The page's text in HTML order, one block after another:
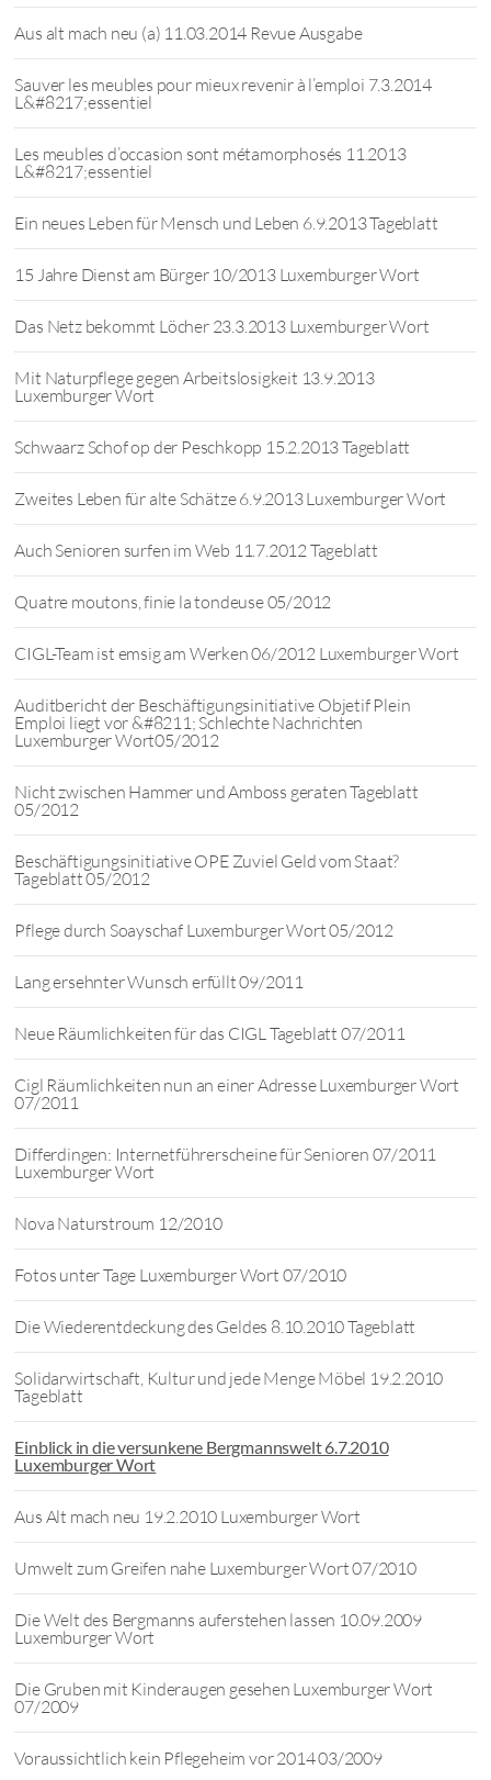
Aus alt mach neu (a) 11.03.2014 Revue Ausgabe
Sauver les meubles pour mieux revenir à l’emploi 7.3.2014
L&#8217;essentiel
Les meubles d’occasion sont métamorphosés 11.2013
L&#8217;essentiel
Ein neues Leben für Mensch und Leben 6.9.2013 Tageblatt
15 Jahre Dienst am Bürger 10/2013 Luxemburger Wort
Das Netz bekommt Löcher 23.3.2013 Luxemburger Wort
Mit Naturpflege gegen Arbeitslosigkeit 13.9.2013
Luxemburger Wort
Schwaarz Schof op der Peschkopp 15.2.2013 Tageblatt
Zweites Leben für alte Schätze 6.9.2013 Luxemburger Wort
Auch Senioren surfen im Web 11.7.2012 Tageblatt
Quatre moutons, finie la tondeuse 05/2012
CIGL-Team ist emsig am Werken 06/2012 Luxemburger Wort
Auditbericht der Beschäftigungsinitiative Objetif Plein
Emploi liegt vor &#8211; Schlechte Nachrichten
Luxemburger Wort05/2012
Nicht zwischen Hammer und Amboss geraten Tageblatt
05/2012
Beschäftigungsinitiative OPE Zuviel Geld vom Staat?
Tageblatt 05/2012
Pflege durch Soayschaf Luxemburger Wort 05/2012
Lang ersehnter Wunsch erfüllt 09/2011
Neue Räumlichkeiten für das CIGL Tageblatt 07/2011
Cigl Räumlichkeiten nun an einer Adresse Luxemburger Wort
07/2011
Differdingen: Internetführerscheine für Senioren 07/2011
Luxemburger Wort
Nova Naturstroum 12/2010
Fotos unter Tage Luxemburger Wort 07/2010
Die Wiederentdeckung des Geldes 8.10.2010 Tageblatt
Solidarwirtschaft, Kultur und jede Menge Möbel 19.2.2010
Tageblatt
Einblick in die versunkene Bergmannswelt 6.7.2010
Luxemburger Wort
Aus Alt mach neu 19.2.2010 Luxemburger Wort
Umwelt zum Greifen nahe Luxemburger Wort 07/2010
Die Welt des Bergmanns auferstehen lassen 10.09.2009
Luxemburger Wort
Die Gruben mit Kinderaugen gesehen Luxemburger Wort
07/2009
Voraussichtlich kein Pflegeheim vor 2014 03/2009